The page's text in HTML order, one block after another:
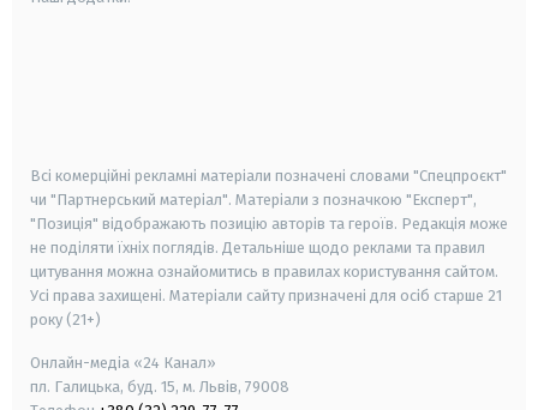
Всі комерційні рекламні матеріали позначені словами "Спецпроєкт"
чи "Партнерський матеріал". Матеріали з позначкою "Експерт",
"Позиція" відображають позицію авторів та героїв. Редакція може
не поділяти їхніх поглядів. Детальніше щодо реклами та правил
цитування можна ознайомитись в правилах користування сайтом.
Усі права захищені. Матеріали сайту призначені для осіб старше 21
року (21+)
Онлайн-медіа «24 Канал»
пл. Галицька, буд. 15, м. Львів, 79008